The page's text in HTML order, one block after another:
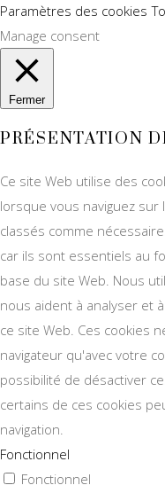
Paramètres des cookies
Manage consent
Fermer
PRÉSENTATION
Ce site Web utilise des
lorsque vous naviguez sur
classés comme
car ils sont essentiels au
base du site Web. Nous
nous aident à analyser et
ce site Web. Ces cookies
navigateur qu'avec votre
possibilité de désactiver
certains de ces cookies
navigation.
Fonctionnel
Fonctionnel